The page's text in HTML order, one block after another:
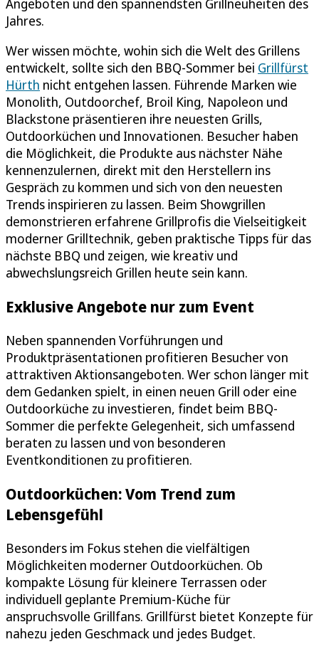
Angeboten und den spannendsten Grillneuheiten des
Jahres.
Wer wissen möchte, wohin sich die Welt des Grillens
entwickelt, sollte sich den BBQ-Sommer bei Grillfürst
Hürth nicht entgehen lassen. Führende Marken wie
Monolith, Outdoorchef, Broil King, Napoleon und
Blackstone präsentieren ihre neuesten Grills,
Outdoorküchen und Innovationen. Besucher haben
die Möglichkeit, die Produkte aus nächster Nähe
kennenzulernen, direkt mit den Herstellern ins
Gespräch zu kommen und sich von den neuesten
Trends inspirieren zu lassen. Beim Showgrillen
demonstrieren erfahrene Grillprofis die Vielseitigkeit
moderner Grilltechnik, geben praktische Tipps für das
nächste BBQ und zeigen, wie kreativ und
abwechslungsreich Grillen heute sein kann.
Exklusive Angebote nur zum Event
Neben spannenden Vorführungen und
Produktpräsentationen profitieren Besucher von
attraktiven Aktionsangeboten. Wer schon länger mit
dem Gedanken spielt, in einen neuen Grill oder eine
Outdoorküche zu investieren, findet beim BBQ-
Sommer die perfekte Gelegenheit, sich umfassend
beraten zu lassen und von besonderen
Eventkonditionen zu profitieren.
Outdoorküchen: Vom Trend zum
Lebensgefühl
Besonders im Fokus stehen die vielfältigen
Möglichkeiten moderner Outdoorküchen. Ob
kompakte Lösung für kleinere Terrassen oder
individuell geplante Premium-Küche für
anspruchsvolle Grillfans. Grillfürst bietet Konzepte für
nahezu jeden Geschmack und jedes Budget.